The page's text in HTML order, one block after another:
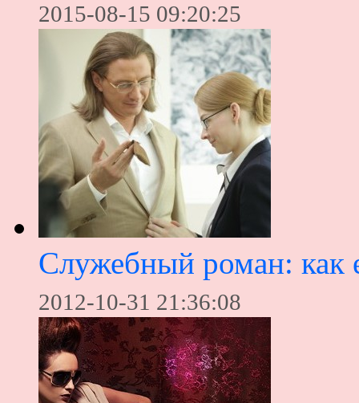
2015-08-15 09:20:25
Служебный роман: как
2012-10-31 21:36:08